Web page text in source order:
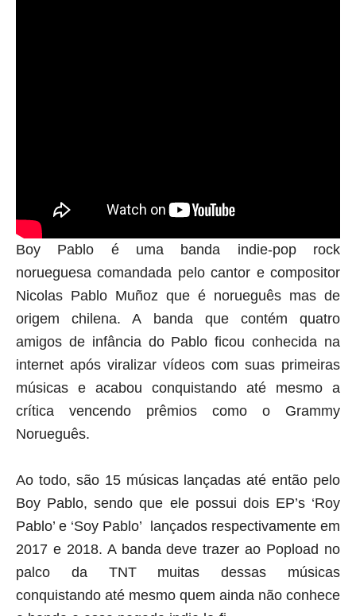
Boy Pablo é uma banda indie-pop rock
norueguesa comandada pelo cantor e compositor
Nicolas Pablo Muñoz que é norueguês mas de
origem chilena. A banda que contém quatro
amigos de infância do Pablo ficou conhecida na
internet após viralizar vídeos com suas primeiras
músicas e acabou conquistando até mesmo a
crítica vencendo prêmios como o Grammy
Norueguês.
Ao todo, são 15 músicas lançadas até então pelo
Boy Pablo, sendo que ele possui dois EP’s ‘Roy
Pablo’ e ‘Soy Pablo’  lançados respectivamente em
2017 e 2018. A banda deve trazer ao Popload no
palco da TNT muitas dessas músicas
conquistando até mesmo quem ainda não conhece